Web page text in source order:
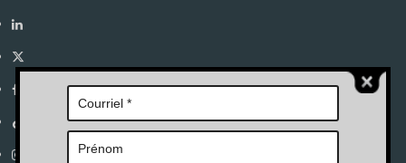
Linkedin
X
Facebook
Tik
Tok
Instagram